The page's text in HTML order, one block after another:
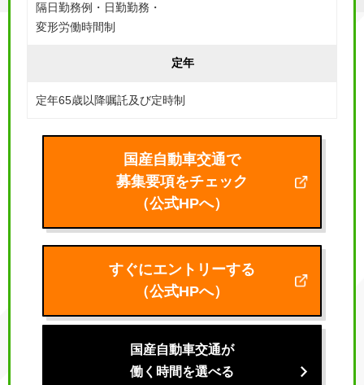
隔日勤務例・日勤勤務・
変形労働時間制
定年
定年65歳以降嘱託及び定時制
国産自動車交通で
募集要項をチェック
（公式HPへ）
すぐにエントリーする
（公式HPへ）
国産自動車交通が
働く時間を選べる